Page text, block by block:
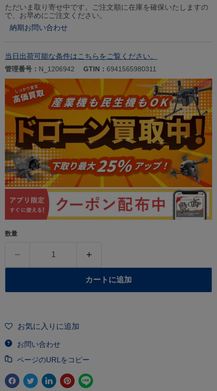
ただいま取り寄せ中です。ご注文順に在庫を確保いたしますの
で、お早めにご注文ください。
納期お問い合わせ
当日出荷可能な条件はこちらをご覧ください。
管理番号： N_1206942 GTIN： 6941565980311
数量
カートに追加
お気に入りに追加
お問い合わせ
ページのURLをコピー